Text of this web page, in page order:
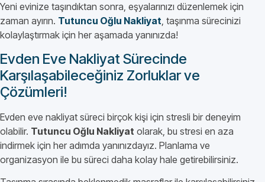
Yeni evinize taşındıktan sonra, eşyalarınızı düzenlemek için
zaman ayırın. Tutuncu Oğlu Nakliyat, taşınma sürecinizi
kolaylaştırmak için her aşamada yanınızda!
Evden Eve Nakliyat Sürecinde
Karşılaşabileceğiniz Zorluklar ve
Çözümleri!
Evden eve nakliyat süreci birçok kişi için stresli bir deneyim
olabilir. Tutuncu Oğlu Nakliyat olarak, bu stresi en aza
indirmek için her adımda yanınızdayız. Planlama ve
organizasyon ile bu süreci daha kolay hale getirebilirsiniz.